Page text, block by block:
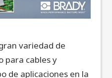
variedad de
para cables y
de aplicaciones en la